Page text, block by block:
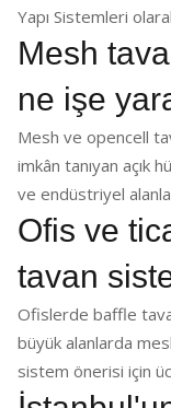
Yapı Sistemleri
Mesh
ne işe
Mesh ve opencell
imkân tanıyan açık
ve endüstriyel
Ofis ve
tavan
Ofislerde baffle
büyük alanlarda
sistem önerisi için